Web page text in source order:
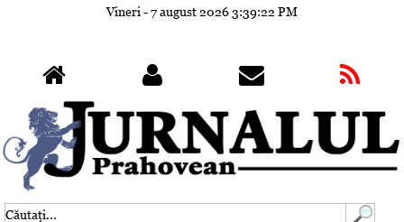
Vineri - 7 august 20263:39:25 PM